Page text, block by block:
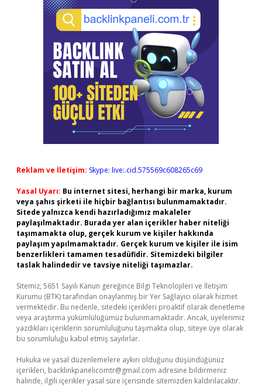
Reklam ve İletişim: Skype: live:.cid.575569c608265c69
Yasal Uyarı: Bu internet sitesi, herhangi bir marka, kurum
veya şahıs şirketi ile hiçbir bağlantısı bulunmamaktadır.
Sitede yalnızca kendi hazırladığımız makaleler
paylaşılmaktadır. Burada yer alan içerikler haber niteliği
taşımamakta olup, gerçek kurum ve kişiler hakkında
paylaşım yapılmamaktadır. Gerçek kurum ve kişiler ile isim
benzerlikleri tamamen tesadüfidir. Sitemizdeki bilgiler
taslak halindedir ve tavsiye niteliği taşımazlar.
Sitemiz, 5651 Sayılı Kanun gereğince Bilgi Teknolojileri ve İletişim
Kurumu (BTK) tarafından onaylanmış bir Yer Sağlayıcı olarak hizmet
vermektedir. Bu nedenle, sitedeki içerikleri proaktif olarak denetleme
veya araştırma yükümlülüğümüz bulunmamaktadır. Ancak, üyelerimiz
yazdıkları içeriklerin sorumluluğunu taşımakta olup, siteye üye olarak
bu sorumluluğu kabul etmiş sayılırlar.
Hukuka ve yasal düzenlemelere aykırı olduğunu düşündüğünüz
içerikleri, backlinkpanelicomtr@gmail.com adresine bildirmeniz
halinde, ilgili içerikler yasal süre içerisinde sitemizden kaldırılacaktır.